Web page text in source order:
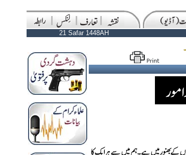
21 Safar 1448AH